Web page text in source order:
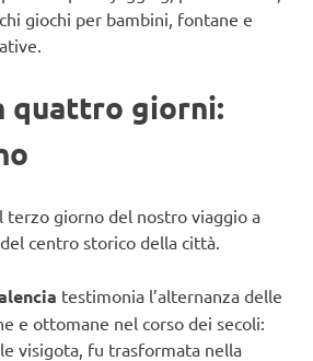
giochi per bambini, fontane e
quattro giorni:
terzo giorno del nostro viaggio a
centro storico della città.
testimonia l’alternanza delle
e ottomane nel corso dei secoli:
visigota, fu trasformata nella